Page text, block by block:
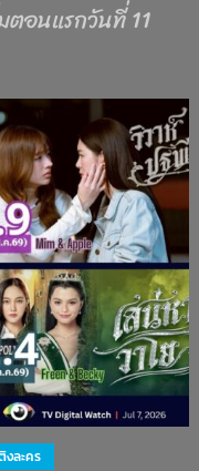
ตอนแรกวันที่ 11
งละคร